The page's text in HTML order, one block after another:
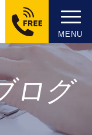
MENU
ログ